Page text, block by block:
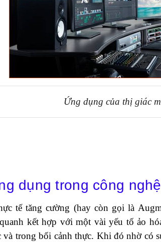
Ứng dụng của thị giác
dụng trong công
tế tăng cường (hay còn gọi là
kết hợp với một vài yếu tố ảo
và trong bối cảnh thực. Khi đó nhờ có